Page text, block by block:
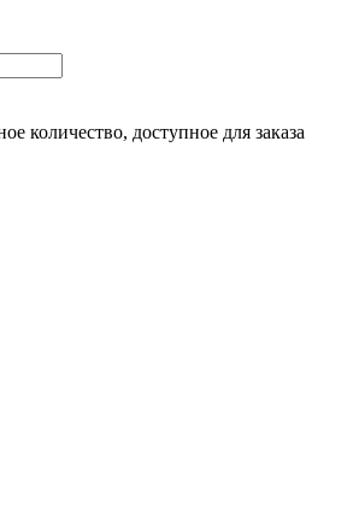
количество, доступное для заказа